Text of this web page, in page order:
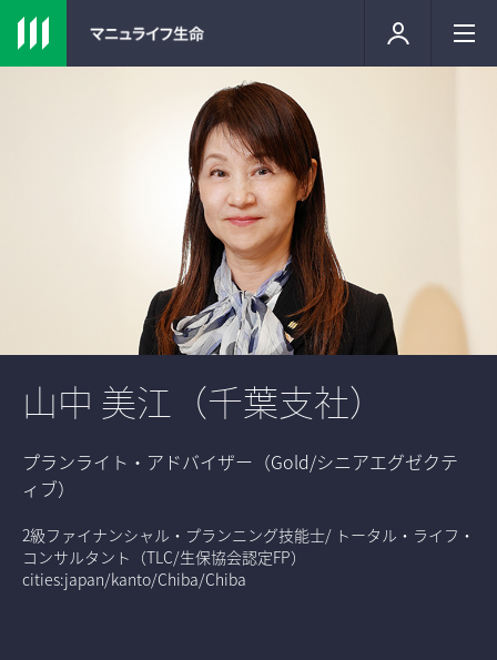
山中 美江（千葉支社）
プランライト・アドバイザー（Gold/シニアエグゼクテ
ィブ）
2級ファイナンシャル・プランニング技能士/ トータル・ライフ・
コンサルタント（TLC/生保協会認定FP）
cities:japan/kanto/Chiba/Chiba